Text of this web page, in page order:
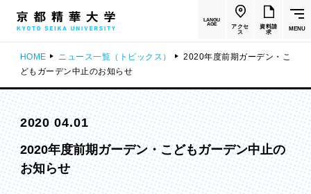
LANGU
AGE
アクセ
ス
資料請
求
MENU
HOME ニュース一覧（トピックス）
2020年度前期ガーデン・こ
どもガーデン中止のお知らせ
2020 04.01
2020年度前期ガーデン・こどもガーデン中止の
お知らせ